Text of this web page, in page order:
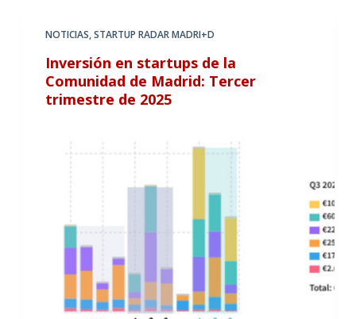
NOTICIAS,STARTUP RADAR MADRI+D
Inversión en startups de la
Comunidad de Madrid: Tercer
trimestre de 2025